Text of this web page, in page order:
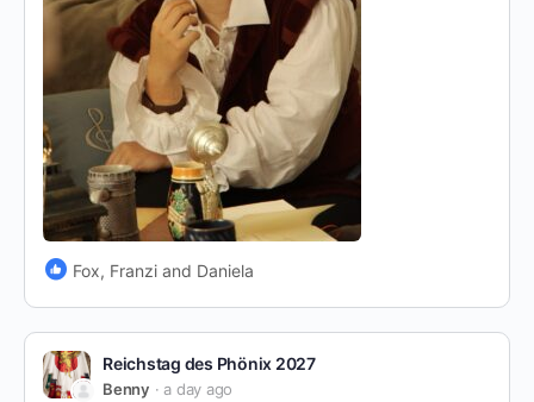
Fox, Franzi and Daniela
Reichstag des Phönix 2027
Benny a day ago